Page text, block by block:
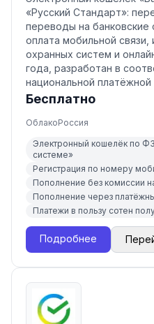
«Русский Стандарт»:
переводы на банковские
оплата мобильной
охранных систем и
года, разработан в
национальной платёжной
Бесплатно
ОблакоРоссия
Электронный кошелёк по
системе»
Регистрация по номеру
Пополнение без комиссии
Пополнение через
Платежи в пользу сотен
Подробнее